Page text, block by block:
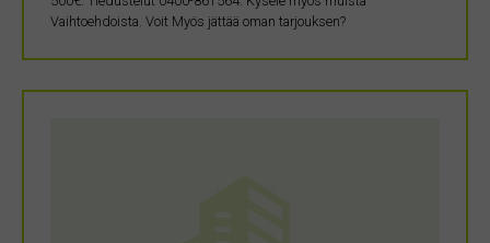
Vaihtoehdoista. Voit Myös jättää oman tarjouksen?